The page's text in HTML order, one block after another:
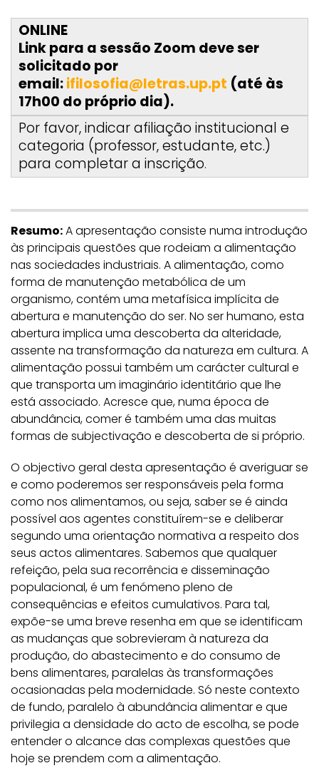
ONLINE
Link para a sessão Zoom deve ser
solicitado por
email:ifilosofia@letras.up.pt (até às
17h00 do próprio dia).
Por favor, indicar afiliação institucional e
categoria (professor, estudante, etc.)
para completar a inscrição.
Resumo:A apresentação consiste numa introdução
às principais questões que rodeiam a alimentação
nas sociedades industriais. A alimentação, como
forma de manutenção metabólica de um
organismo, contém uma metafísica implícita de
abertura e manutenção do ser. No ser humano, esta
abertura implica uma descoberta da alteridade,
assente na transformação da natureza em cultura. A
alimentação possui também um carácter cultural e
que transporta um imaginário identitário que lhe
está associado. Acresce que, numa época de
abundância, comer é também uma das muitas
formas de subjectivação e descoberta de si próprio.
O objectivo geral desta apresentação é averiguar se
e como poderemos ser responsáveis pela forma
como nos alimentamos, ou seja, saber se é ainda
possível aos agentes constituírem-se e deliberar
segundo uma orientação normativa a respeito dos
seus actos alimentares. Sabemos que qualquer
refeição, pela sua recorrência e disseminação
populacional, é um fenómeno pleno de
consequências e efeitos cumulativos. Para tal,
expõe-se uma breve resenha em que se identificam
as mudanças que sobrevieram à natureza da
produção, do abastecimento e do consumo de
bens alimentares, paralelas às transformações
ocasionadas pela modernidade. Só neste contexto
de fundo, paralelo à abundância alimentar e que
privilegia a densidade do acto de escolha, se pode
entender o alcance das complexas questões que
hoje se prendem com a alimentação.